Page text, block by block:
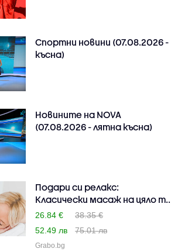
Спортни новини (07.08.2026 -
късна)
Новините на NOVA
(07.08.2026 - лятна късна)
Подари си релакс:
Класически масаж на цяло т..
26.84 €
38.35 €
52.49 лв
75.01 лв
Grabo.bg